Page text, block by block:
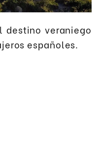
destino veraniego
españoles.